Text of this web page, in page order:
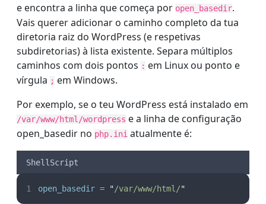
e encontra a linha que começa por open_basedir.
Vais querer adicionar o caminho completo da tua
diretoria raiz do WordPress (e respetivas
subdiretorias) à lista existente. Separa múltiplos
caminhos com dois pontos : em Linux ou ponto e
vírgula ; em Windows.
Por exemplo, se o teu WordPress está instalado em
/var/www/html/wordpress e a linha de configuração
open_basedir no php.ini atualmente é:
ShellScript
open_basedir = "/var/www/html/"